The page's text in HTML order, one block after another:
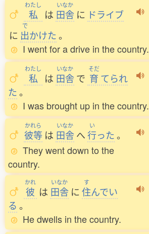
わたし
私 は
いなか
田舎 に ドライブ
に
で
出かけた。
I went for a drive in the country.
わたし
私 は
いなか
田舎 で
そだ
育 てられ
た。
I was brought up in the country.
かれら
彼等 は
いなか
田舎 へ
い
行った。
They went down to the
country.
かれ
彼 は
いなか
田舎 に
す
住んでい
る 。
He dwells in the country.